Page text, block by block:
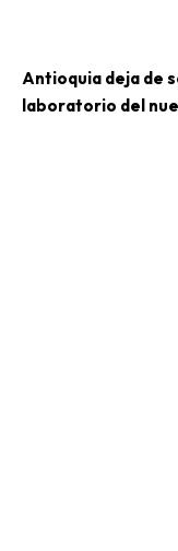
Antioquia deja de
laboratorio del